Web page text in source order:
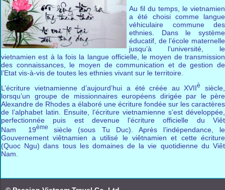
Au fil du temps, le vietnamien
a été choisi comme langue
véhiculaire commune des
ethnies. Dans le système
éducatif, de l’école maternelle
jusqu’à l’université, le
vietnamien est à la fois la langue officielle, le moyen de transmission
des connaissances, le moyen de communication et de gestion de
l’Etat vis-à-vis de toutes les ethnies vivant sur le territoire.
L’écriture vietnamienne d’aujourd’hui a été créée au XVIIè
siècle,
lorsqu’un groupe de missionnaires européens dirigée par le père
Alexandre de Rhodes a élaboré une écriture fondée sur les caractères
de l’alphabet latin. Ensuite, l’écriture vietnamienne s’est développée,
perfectionnée puis est devenue l’écriture officielle du Viêt
Nam 19ème siècle (sous Tu Duc). Après l’indépendance, le
Gouvernement viêtnamien a utilisé le viêtnamien et cette écriture
(Quoc Ngu) dans tous les domaines de la vie quotidienne du Viêt
Nam.